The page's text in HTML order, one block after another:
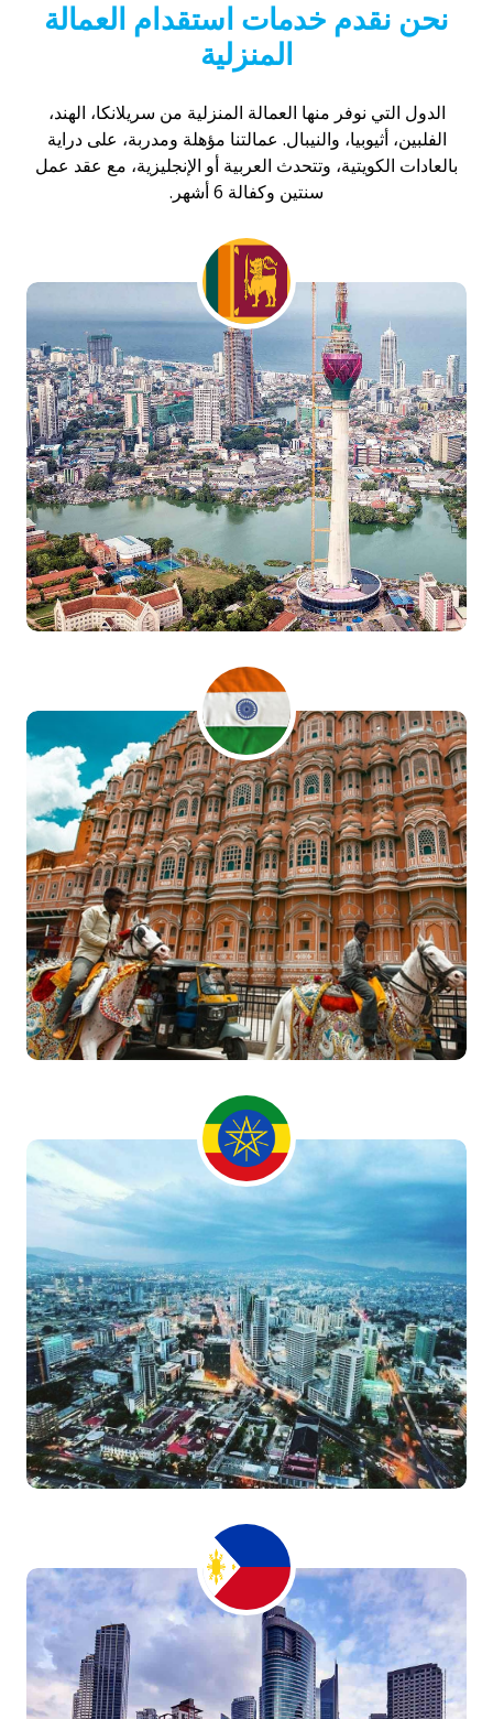
نحن نقدم خدمات استقدام العمالة
المنزلية
الدول التي نوفر منها العمالة المنزلية من سريلانكا، الهند،
الفلبين، أثيوبيا، والنيبال. عمالتنا مؤهلة ومدربة، على دراية
بالعادات الكويتية، وتتحدث العربية أو الإنجليزية، مع عقد عمل
سنتين وكفالة 6 أشهر.